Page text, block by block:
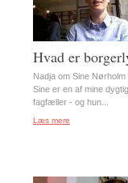
Hvad er
Nadja om Sine
Sine er en af mine
fagfæller - og hun...
Læs mere